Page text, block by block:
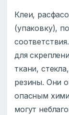
Клеи,
(упаковку),
для
ткани,
резины. Они
опасным
могут